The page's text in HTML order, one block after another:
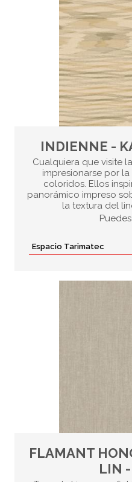
INDIENNE -
Cualquiera que visite
impresionarse por
coloridos. Ellos
panorámico impreso
la textura del
Espacio Tarimatec
FLAMANT
LIN